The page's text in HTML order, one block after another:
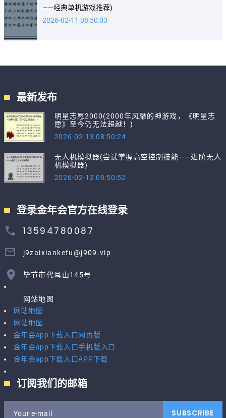
——经典单机游戏推荐)
2026-02-11 08:50:03
最新发布
明星志愿2000(2000年风靡的神游戏，《明星志
愿》至今仍无法超越！)
2026-02-13 08:50:24
无人机模拟器(尝试掌握高空控制技能——进阶无人
机模拟器)
2026-02-12 08:50:52
登录金年会官方在线登录
13594780087
j9zaixiankefu@j909.vip
毕节市代耳山145号
网站地图
网站地图
网站地图
金年会app下载入口网页版
金年会app下载入口手机版入口
金年会app下载入口APP下载
订阅我们的邮箱
Your e-mail SUBSCRIBE